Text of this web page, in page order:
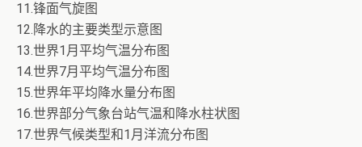
11.锋面气旋图
12.降水的主要类型示意图
13.世界1月平均气温分布图
14.世界7月平均气温分布图
15.世界年平均降水量分布图
16.世界部分气象台站气温和降水柱状图
17.世界气候类型和1月洋流分布图